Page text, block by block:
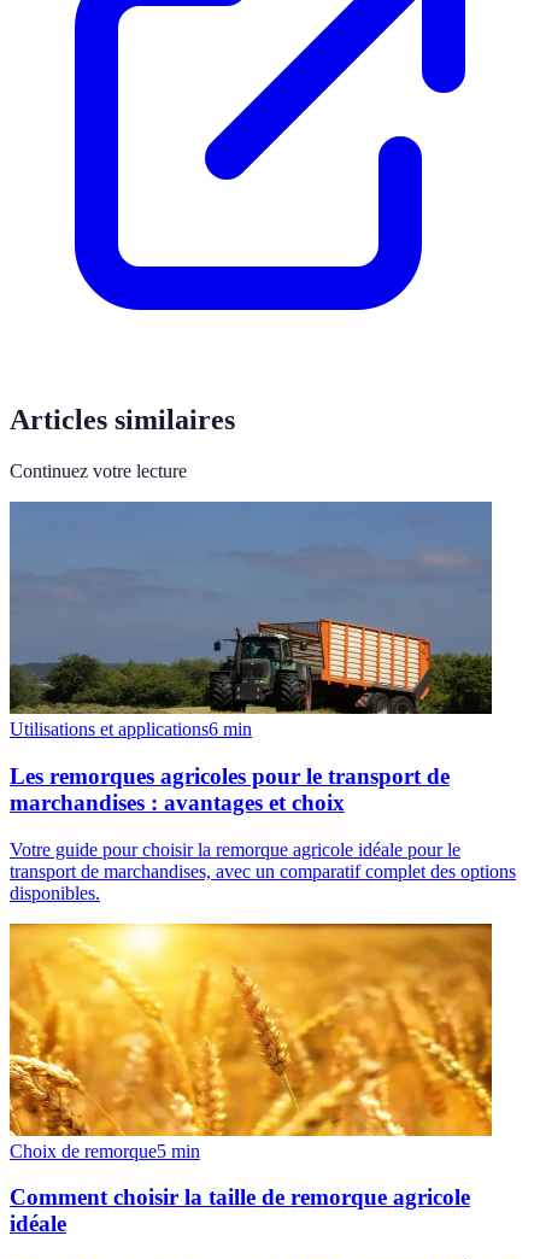
Articles similaires
Continuez votre lecture
Utilisations et applications6 min
Les remorques agricoles pour le transport de
marchandises : avantages et choix
Votre guide pour choisir la remorque agricole idéale pour le
transport de marchandises, avec un comparatif complet des options
disponibles.
Choix de remorque5 min
Comment choisir la taille de remorque agricole
idéale